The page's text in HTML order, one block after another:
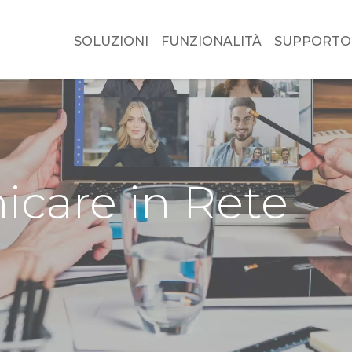
SOLUZIONI FUNZIONALITÀ SUPPORTO
in Rete